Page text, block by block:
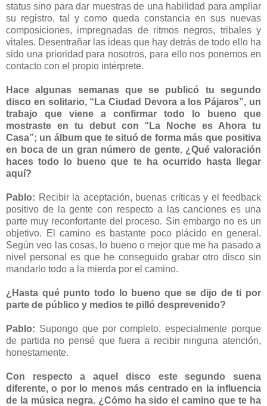
status sino para dar muestras de una habilidad para ampliar
su registro, tal y como queda constancia en sus nuevas
composiciones, impregnadas de ritmos negros, tribales y
vitales. Desentrañar las ideas que hay detrás de todo ello ha
sido una prioridad para nosotros, para ello nos ponemos en
contacto con el propio intérprete.
Hace algunas semanas que se publicó tu segundo
disco en solitario, “La Ciudad Devora a los Pájaros”, un
trabajo que viene a confirmar todo lo bueno que
mostraste en tu debut con “La Noche es Ahora tu
Casa”; un álbum que te situó de forma más que positiva
en boca de un gran número de gente. ¿Qué valoración
haces todo lo bueno que te ha ocurrido hasta llegar
aquí?
Pablo: Recibir la aceptación, buenas críticas y el feedback
positivo de la gente con respecto a las canciones es una
parte muy reconfortante del proceso. Sin embargo no es un
objetivo. El camino es bastante poco plácido en general.
Según veo las cosas, lo bueno o mejor que me ha pasado a
nivel personal es que he conseguido grabar otro disco sin
mandarlo todo a la mierda por el camino.
¿Hasta qué punto todo lo bueno que se dijo de ti por
parte de público y medios te pilló desprevenido?
Pablo: Supongo que por completo, especialmente porque
de partida no pensé que fuera a recibir ninguna atención,
honestamente.
Con respecto a aquel disco este segundo suena
diferente, o por lo menos más centrado en la influencia
de la música negra. ¿Cómo ha sido el camino que te ha